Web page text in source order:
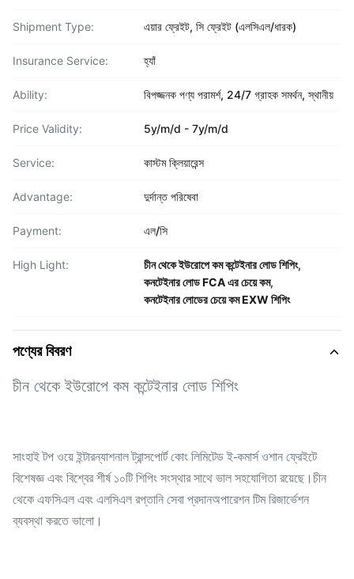
Shipment Type: এয়ার ফ্রেইট, সি ফ্রেইট (এলসিএল/ধারক)
Insurance Service: হ্যাঁ
Ability: বিপজ্জনক পণ্য পরামর্শ, 24/7 গ্রাহক সমর্থন, স্থানীয়
Price Validity: 5y/m/d - 7y/m/d
Service: কাস্টম ক্লিয়ারেন্স
Advantage: দুর্দান্ত পরিষেবা
Payment: এল/সি
High Light: চীন থেকে ইউরোপে কম কন্টেইনার লোড শিপিং,
কনটেইনার লোড FCA এর চেয়ে কম,
কনটেইনার লোডের চেয়ে কম EXW শিপিং
পণ্যের বিবরণ
চীন থেকে ইউরোপে কম কন্টেইনার লোড শিপিং
সাংহাই টপ ওয়ে ইন্টারন্যাশনাল ট্রান্সপোর্ট কোং লিমিটেড ই-কমার্স ওশান ফ্রেইটে
বিশেষজ্ঞ এবং বিশ্বের শীর্ষ ১০টি শিপিং সংস্থার সাথে ভাল সহযোগিতা রয়েছে।চীন
থেকে এফসিএল এবং এলসিএল রপ্তানি সেবা প্রদানঅপারেশন টিম রিজার্ভেশন
ব্যবস্থা করতে ভালো।